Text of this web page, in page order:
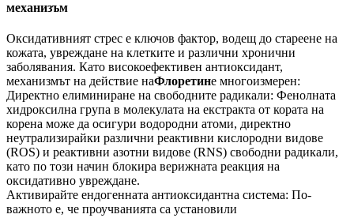
механизъм
Оксидативният стрес е ключов фактор, водещ до стареене на
кожата, увреждане на клетките и различни хронични
заболявания. Като високоефективен антиоксидант,
механизмът на действие наФлоретине многоизмерен:
Директно елиминиране на свободните радикали: Фенолната
хидроксилна група в молекулата на екстракта от кората на
корена може да осигури водородни атоми, директно
неутрализирайки различни реактивни кислородни видове
(ROS) и реактивни азотни видове (RNS) свободни радикали,
като по този начин блокира верижната реакция на
оксидативно увреждане.
Активирайте ендогенната антиоксидантна система: По-
важното е, че проучванията са установили